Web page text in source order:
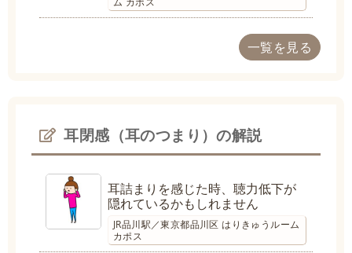
一覧を見る
耳閉感（耳のつまり）の解説
耳詰まりを感じた時、聴力低下が
隠れているかもしれません
JR品川駅／東京都品川区 はりきゅうルーム
カポス